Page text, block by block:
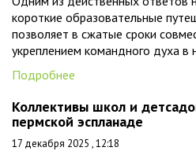
короткие образовательные
позволяет в сжатые сроки
укреплением командного духа в
Подробнее
Коллективы школ и
пермской эспланаде
17 декабря 2025 , 12:18